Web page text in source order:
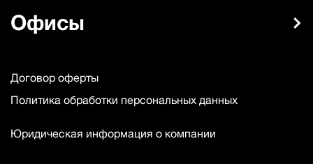
Офисы
Договор оферты
Политика обработки персональных данных
Юридическая информация о компании